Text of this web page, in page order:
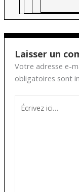
Laisser un
Votre adresse e-
obligatoires sont
ici…